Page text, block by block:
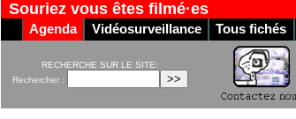
Souriez vous êtes filmé·es
Agenda Vidéosurveillance Tous fichés
RECHERCHE SUR LE SITE:
Rechercher :